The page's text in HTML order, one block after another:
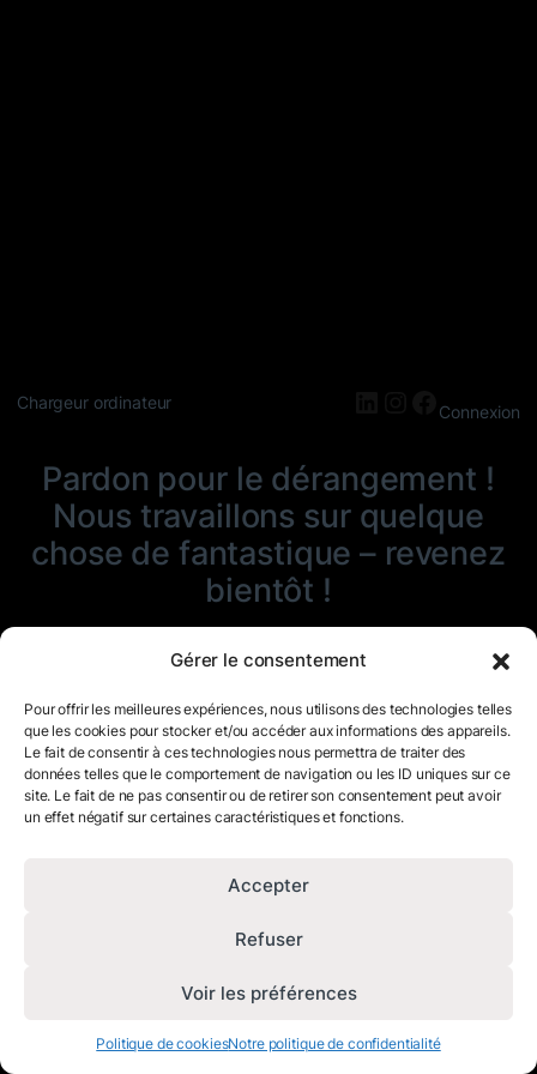
Gérer le consentement
Pour offrir les meilleures expériences, nous utilisons des technologies telles
que les cookies pour stocker et/ou accéder aux informations des appareils.
Le fait de consentir à ces technologies nous permettra de traiter des
données telles que le comportement de navigation ou les ID uniques sur ce
site. Le fait de ne pas consentir ou de retirer son consentement peut avoir
un effet négatif sur certaines caractéristiques et fonctions.
Accepter
Refuser
Voir les préférences
Politique de cookiesNotre politique de confidentialité
Chargeur ordinateur LinkedIn
Instagram
Connexion
Pardon pour le dérangement !
Nous travaillons sur quelque
chose de fantastique – revenez
bientôt !